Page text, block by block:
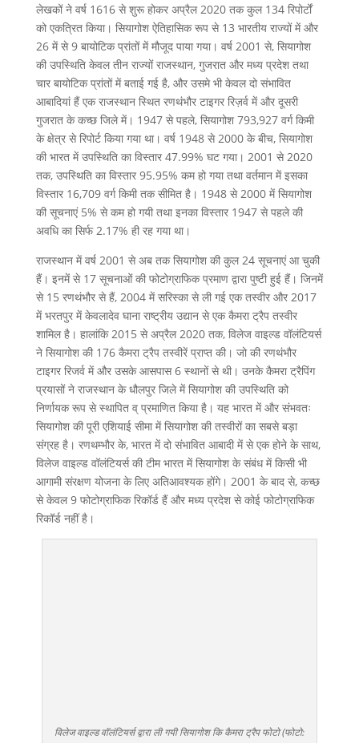
लेखकों ने वर्ष 1616 से शुरू होकर अप्रैल 2020 तक कुल 134 रिपोर्टों
को एकत्रित किया। सियागोश ऐतिहासिक रूप से 13 भारतीय राज्यों में और
26 में से 9 बायोटिक प्रांतों में मौजूद पाया गया। वर्ष 2001 से, सियागोश
की उपस्थिति केवल तीन राज्यों राजस्थान, गुजरात और मध्य प्रदेश तथा
चार बायोटिक प्रांतों में बताई गई है, और उसमे भी केवल दो संभावित
आबादियां हैं एक राजस्थान स्थित रणथंभौर टाइगर रिज़र्व में और दूसरी
गुजरात के कच्छ जिले में। 1947 से पहले, सियागोश 793,927 वर्ग किमी
के क्षेत्र से रिपोर्ट किया गया था। वर्ष 1948 से 2000 के बीच, सियागोश
की भारत में उपस्थिति का विस्तार 47.99% घट गया। 2001 से 2020
तक, उपस्थिति का विस्तार 95.95% कम हो गया तथा वर्तमान में इसका
विस्तार 16,709 वर्ग किमी तक सीमित है। 1948 से 2000 में सियागोश
की सूचनाएं 5% से कम हो गयी तथा इनका विस्तार 1947 से पहले की
अवधि का सिर्फ 2.17% ही रह गया था।
राजस्थान में वर्ष 2001 से अब तक सियागोश की कुल 24 सूचनाएं आ चुकी
हैं। इनमें से 17 सूचनाओं की फोटोग्राफिक प्रमाण द्वारा पुष्टी हुई हैं। जिनमें
से 15 रणथंभौर से हैं, 2004 में सरिस्का से ली गई एक तस्वीर और 2017
में भरतपुर में केवलादेव घाना राष्ट्रीय उद्यान से एक कैमरा ट्रैप तस्वीर
शामिल है। हालांकि 2015 से अप्रैल 2020 तक, विलेज वाइल्ड वॉलंटियर्स
ने सियागोश की 176 कैमरा ट्रैप तस्वीरें प्राप्त की। जो की रणथंभौर
टाइगर रिजर्व में और उसके आसपास 6 स्थानों से थी। उनके कैमरा ट्रैपिंग
प्रयासों ने राजस्थान के धौलपुर जिले में सियागोश की उपस्थिति को
निर्णायक रूप से स्थापित व् प्रमाणित किया है। यह भारत में और संभवतः
सियागोश की पूरी एशियाई सीमा में सियागोश की तस्वीरों का सबसे बड़ा
संग्रह है। रणथम्भौर के, भारत में दो संभावित आबादी में से एक होने के साथ,
विलेज वाइल्ड वॉलंटियर्स की टीम भारत में सियागोश के संबंध में किसी भी
आगामी संरक्षण योजना के लिए अतिआवश्यक होंगे। 2001 के बाद से, कच्छ
से केवल 9 फोटोग्राफिक रिकॉर्ड हैं और मध्य प्रदेश से कोई फोटोग्राफिक
रिकॉर्ड नहीं है।
विलेज वाइल्ड वॉलंटियर्स द्वारा ली गयी सियागोश कि कैमरा ट्रैप फोटो (फोटो: